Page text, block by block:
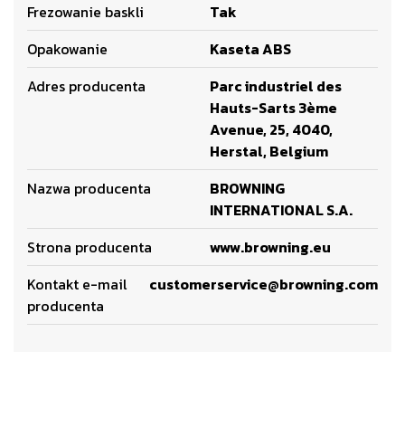
Frezowanie baskli
Tak
Opakowanie
Kaseta ABS
Adres producenta
Parc industriel des
Hauts-Sarts 3ème
Avenue, 25, 4040,
Herstal, Belgium
Nazwa producenta
BROWNING
INTERNATIONAL S.A.
Strona producenta
www.browning.eu
Kontakt e-mail
producenta
customerservice@browning.com